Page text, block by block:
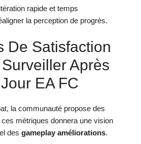
rapide et temps
la perception de progrès.
De Satisfaction
Après
EA FC
la communauté propose des
métriques donnera une vision
des gameplay améliorations.